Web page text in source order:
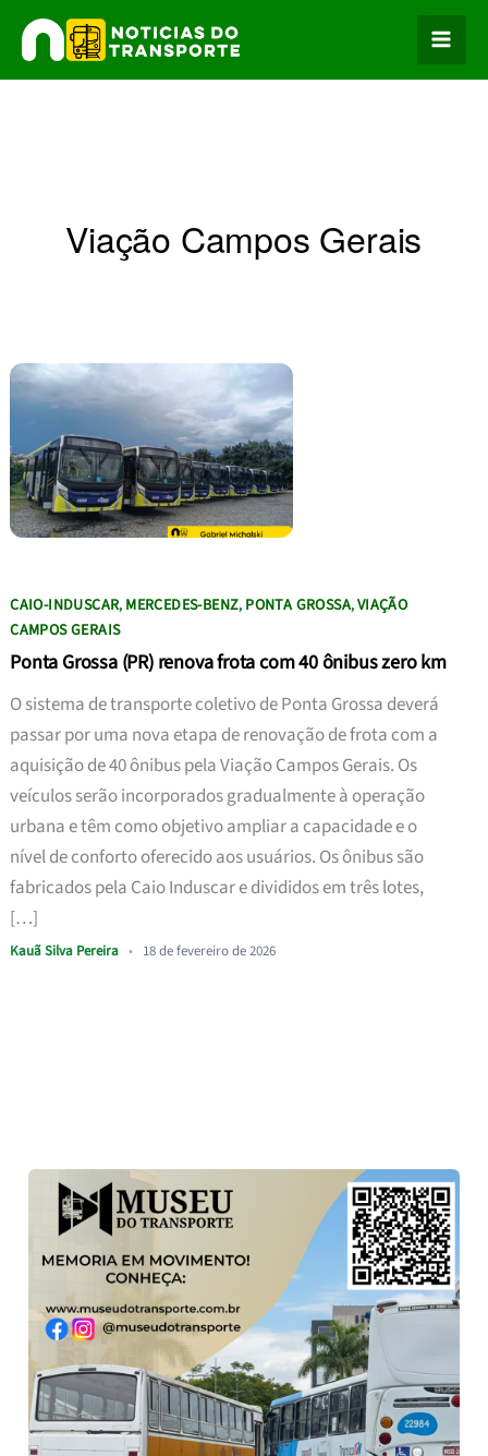
para
o
Viação Campos Gerais
CAIO-INDUSCAR, MERCEDES-BENZ, PONTA GROSSA,VIAÇÃO
CAMPOS GERAIS
Ponta Grossa (PR) renova frota com 40 ônibus zero km
O sistema de transporte coletivo de Ponta Grossa deverá
passar por uma nova etapa de renovação de frota com a
aquisição de 40 ônibus pela Viação Campos Gerais. Os
veículos serão incorporados gradualmente à operação
urbana e têm como objetivo ampliar a capacidade e o
nível de conforto oferecido aos usuários. Os ônibus são
fabricados pela Caio Induscar e divididos em três lotes,
[…]
Kauã Silva Pereira • 18 de fevereiro de 2026